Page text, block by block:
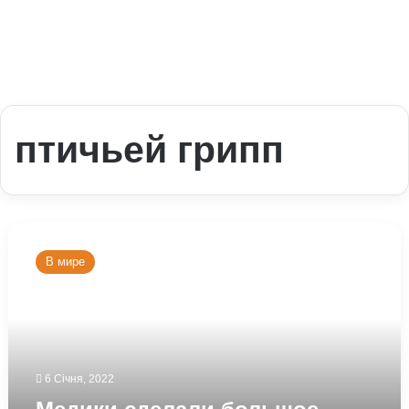
птичьей грипп
сделали
большое
вакцину
В мире
6 Січня, 2022